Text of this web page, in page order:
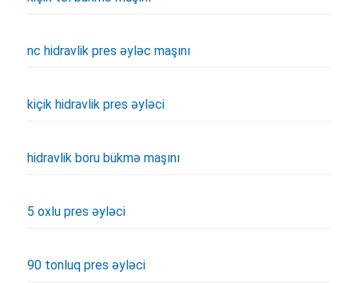
nc hidravlik pres əyləc maşını
kiçik hidravlik pres əyləci
hidravlik boru bükmə maşını
5 oxlu pres əyləci
90 tonluq pres əyləci